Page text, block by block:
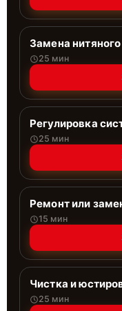
Замена
25 мин
Регулировка
25 мин
Ремонт или
15 мин
Чистка и
25 мин